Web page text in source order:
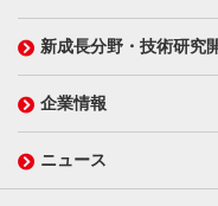
新成長分野・技術研究
企業情報
ニュース